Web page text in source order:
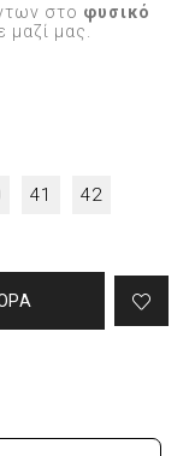
στο φυσικό
μαζί μας.
41 42